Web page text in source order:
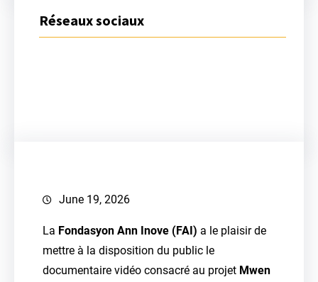
Réseaux sociaux
June 19, 2026
La Fondasyon Ann Inove (FAI) a le plaisir de
mettre à la disposition du public le
documentaire vidéo consacré au projet Mwen